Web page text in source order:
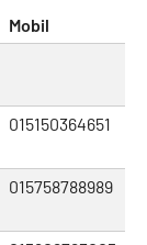
Mobil
015150364651
015758788989